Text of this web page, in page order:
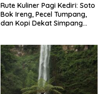
Rute Kuliner Pagi Kediri: Soto
Bok Ireng, Pecel Tumpang,
dan Kopi Dekat Simpang